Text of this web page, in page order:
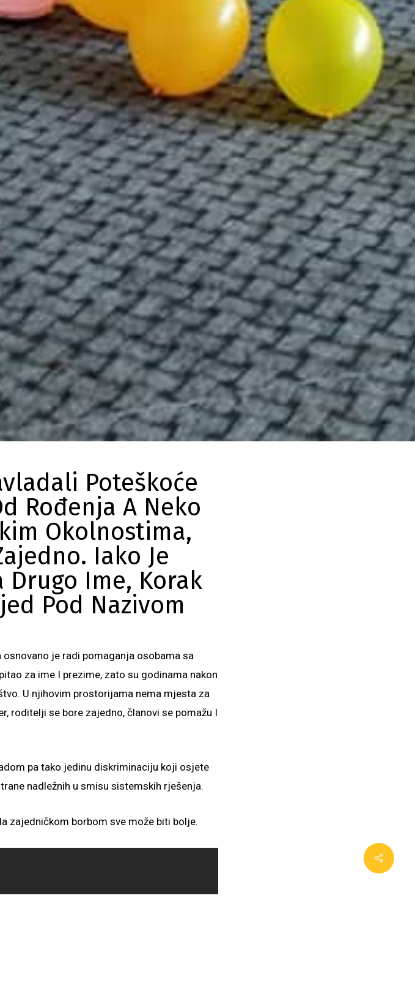
Poteškoće
Rođenja A Neko
Okolnostima,
Iako Je
Drugo Ime, Korak
Pod Nazivom
osnovano je radi pomaganja osobama sa
za ime I prezime, zato su godinama nakon
U njihovim prostorijama nema mjesta za
roditelji se bore zajedno, članovi se pomažu I
pa tako jedinu diskriminaciju koji osjete
nadležnih u smisu sistemskih rješenja.
zajedničkom borbom sve može biti bolje.